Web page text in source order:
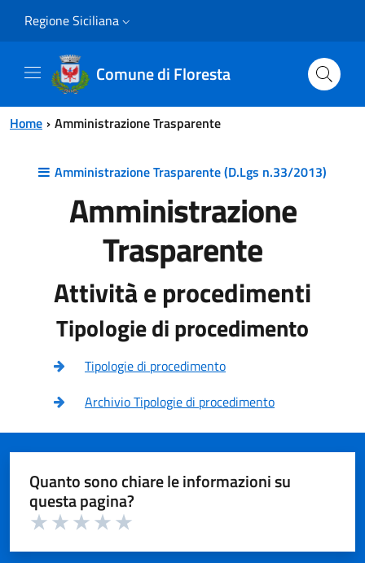
Regione Siciliana
Comune di Floresta
Home Amministrazione Trasparente
Amministrazione Trasparente (D.Lgs n.33/2013)
Amministrazione
Trasparente
Attività e procedimenti
Tipologie di procedimento
Tipologie di procedimento
Archivio Tipologie di procedimento
Quanto sono chiare le informazioni su
questa pagina?